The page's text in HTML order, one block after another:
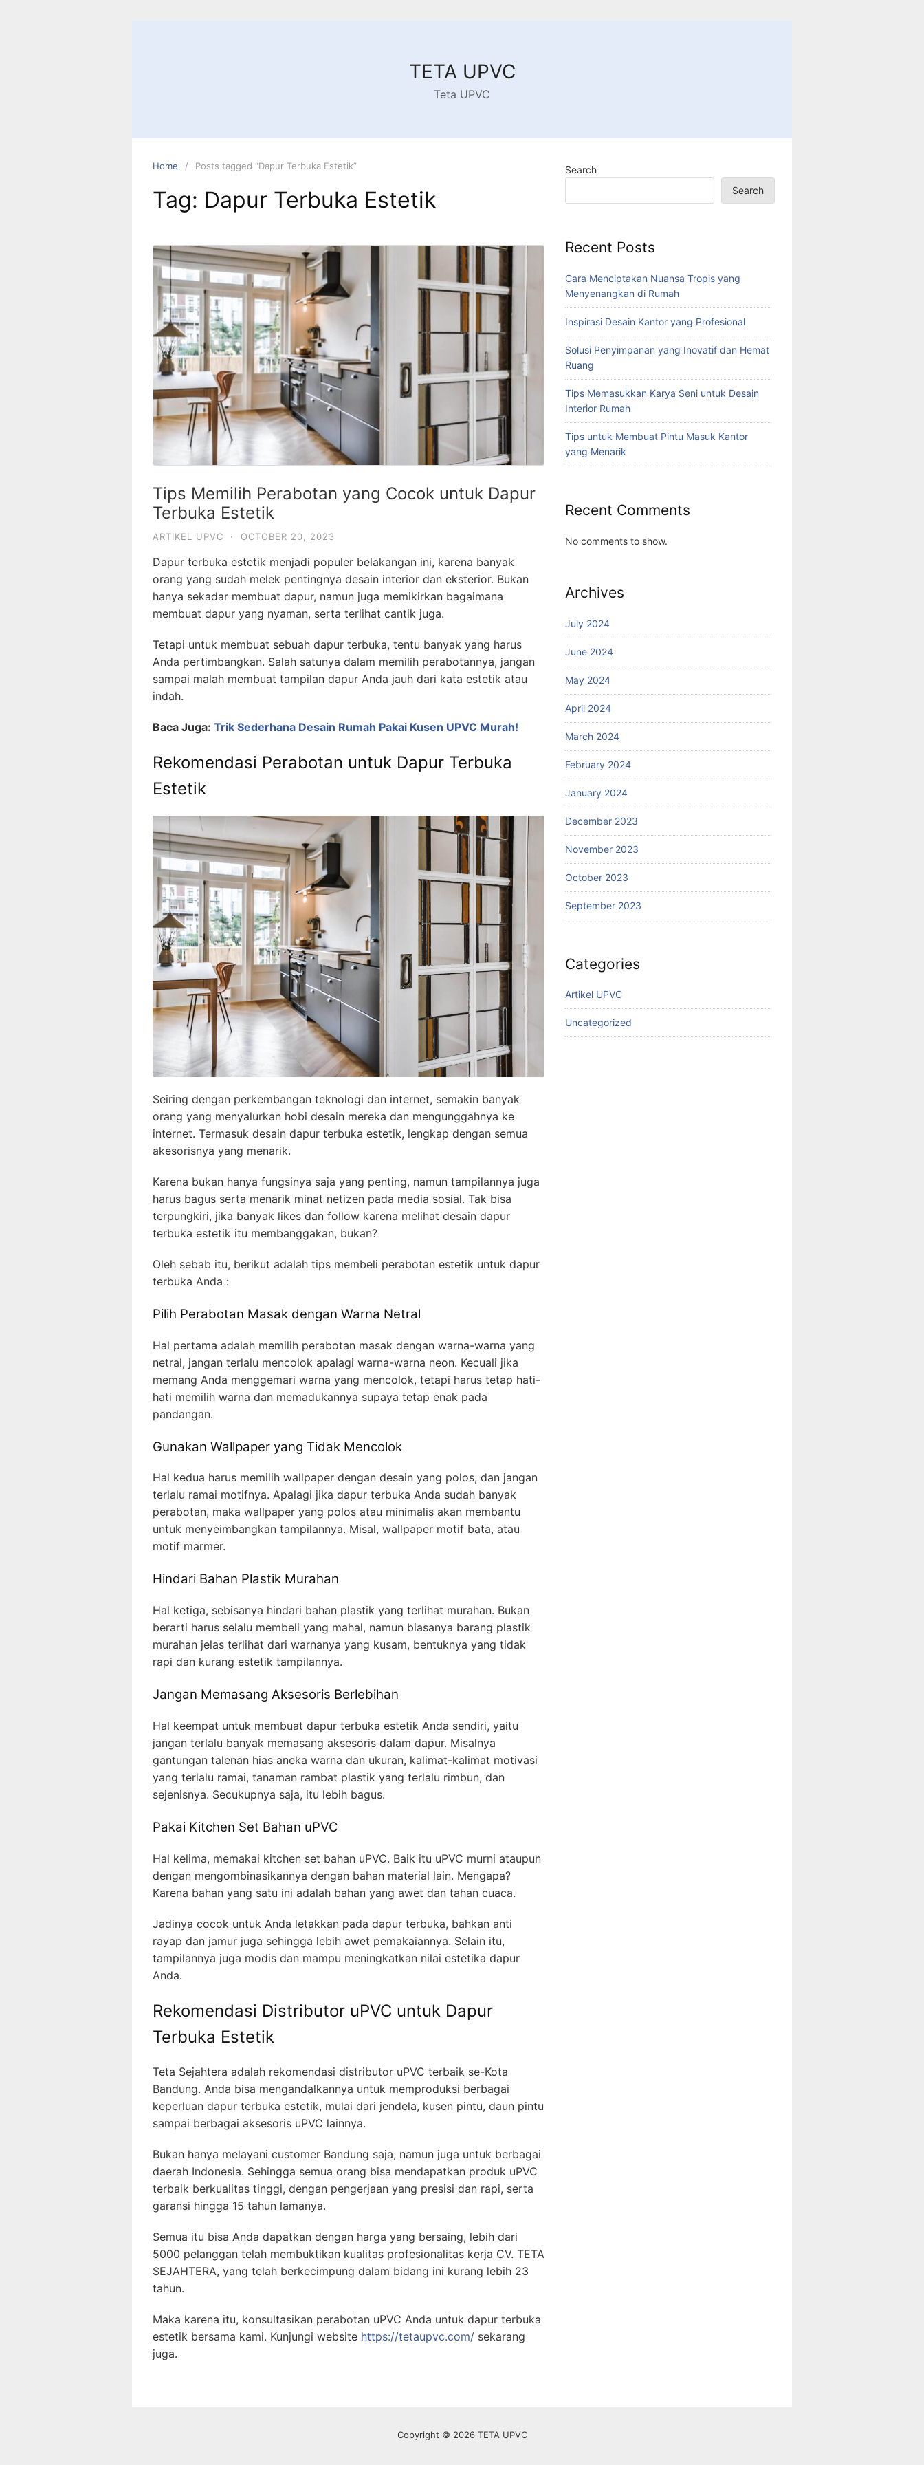
TETA UPVC
Teta UPVC
Home Posts tagged “Dapur Terbuka Estetik”
Tag: Dapur Terbuka Estetik
Tips Memilih Perabotan yang Cocok untuk Dapur
Terbuka Estetik
ARTIKEL UPVC · OCTOBER 20, 2023
Dapur terbuka estetik menjadi populer belakangan ini, karena banyak
orang yang sudah melek pentingnya desain interior dan eksterior. Bukan
hanya sekadar membuat dapur, namun juga memikirkan bagaimana
membuat dapur yang nyaman, serta terlihat cantik juga.
Tetapi untuk membuat sebuah dapur terbuka, tentu banyak yang harus
Anda pertimbangkan. Salah satunya dalam memilih perabotannya, jangan
sampai malah membuat tampilan dapur Anda jauh dari kata estetik atau
indah.
Baca Juga: Trik Sederhana Desain Rumah Pakai Kusen UPVC Murah!
Rekomendasi Perabotan untuk Dapur Terbuka
Estetik
Seiring dengan perkembangan teknologi dan internet, semakin banyak
orang yang menyalurkan hobi desain mereka dan mengunggahnya ke
internet. Termasuk desain dapur terbuka estetik, lengkap dengan semua
akesorisnya yang menarik.
Karena bukan hanya fungsinya saja yang penting, namun tampilannya juga
harus bagus serta menarik minat netizen pada media sosial. Tak bisa
terpungkiri, jika banyak likes dan follow karena melihat desain dapur
terbuka estetik itu membanggakan, bukan?
Oleh sebab itu, berikut adalah tips membeli perabotan estetik untuk dapur
terbuka Anda :
Pilih Perabotan Masak dengan Warna Netral
Hal pertama adalah memilih perabotan masak dengan warna-warna yang
netral, jangan terlalu mencolok apalagi warna-warna neon. Kecuali jika
memang Anda menggemari warna yang mencolok, tetapi harus tetap hati-
hati memilih warna dan memadukannya supaya tetap enak pada
pandangan.
Gunakan Wallpaper yang Tidak Mencolok
Hal kedua harus memilih wallpaper dengan desain yang polos, dan jangan
terlalu ramai motifnya. Apalagi jika dapur terbuka Anda sudah banyak
perabotan, maka wallpaper yang polos atau minimalis akan membantu
untuk menyeimbangkan tampilannya. Misal, wallpaper motif bata, atau
motif marmer.
Hindari Bahan Plastik Murahan
Hal ketiga, sebisanya hindari bahan plastik yang terlihat murahan. Bukan
berarti harus selalu membeli yang mahal, namun biasanya barang plastik
murahan jelas terlihat dari warnanya yang kusam, bentuknya yang tidak
rapi dan kurang estetik tampilannya.
Jangan Memasang Aksesoris Berlebihan
Hal keempat untuk membuat dapur terbuka estetik Anda sendiri, yaitu
jangan terlalu banyak memasang aksesoris dalam dapur. Misalnya
gantungan talenan hias aneka warna dan ukuran, kalimat-kalimat motivasi
yang terlalu ramai, tanaman rambat plastik yang terlalu rimbun, dan
sejenisnya. Secukupnya saja, itu lebih bagus.
Pakai Kitchen Set Bahan uPVC
Hal kelima, memakai kitchen set bahan uPVC. Baik itu uPVC murni ataupun
dengan mengombinasikannya dengan bahan material lain. Mengapa?
Karena bahan yang satu ini adalah bahan yang awet dan tahan cuaca.
Jadinya cocok untuk Anda letakkan pada dapur terbuka, bahkan anti
rayap dan jamur juga sehingga lebih awet pemakaiannya. Selain itu,
tampilannya juga modis dan mampu meningkatkan nilai estetika dapur
Anda.
Rekomendasi Distributor uPVC untuk Dapur
Terbuka Estetik
Teta Sejahtera adalah rekomendasi distributor uPVC terbaik se-Kota
Bandung. Anda bisa mengandalkannya untuk memproduksi berbagai
keperluan dapur terbuka estetik, mulai dari jendela, kusen pintu, daun pintu
sampai berbagai aksesoris uPVC lainnya.
Bukan hanya melayani customer Bandung saja, namun juga untuk berbagai
daerah Indonesia. Sehingga semua orang bisa mendapatkan produk uPVC
terbaik berkualitas tinggi, dengan pengerjaan yang presisi dan rapi, serta
garansi hingga 15 tahun lamanya.
Semua itu bisa Anda dapatkan dengan harga yang bersaing, lebih dari
5000 pelanggan telah membuktikan kualitas profesionalitas kerja CV. TETA
SEJAHTERA, yang telah berkecimpung dalam bidang ini kurang lebih 23
tahun.
Maka karena itu, konsultasikan perabotan uPVC Anda untuk dapur terbuka
estetik bersama kami. Kunjungi website https://tetaupvc.com/ sekarang
juga.
Search
Search
Recent Posts
Cara Menciptakan Nuansa Tropis yang
Menyenangkan di Rumah
Inspirasi Desain Kantor yang Profesional
Solusi Penyimpanan yang Inovatif dan Hemat
Ruang
Tips Memasukkan Karya Seni untuk Desain
Interior Rumah
Tips untuk Membuat Pintu Masuk Kantor
yang Menarik
Recent Comments
No comments to show.
Archives
July 2024
June 2024
May 2024
April 2024
March 2024
February 2024
January 2024
December 2023
November 2023
October 2023
September 2023
Categories
Artikel UPVC
Uncategorized
Copyright © 2026 TETA UPVC